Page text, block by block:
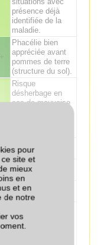
présence déjà
identifiée de la
maladie.
Phacélie bien
appréciée avant
pommes de terre
(structure du sol).
Risque
désherbage en
cas de mauvaise
soient les
espèces de
pour
site et
mieux
en
et en
de notre
vos